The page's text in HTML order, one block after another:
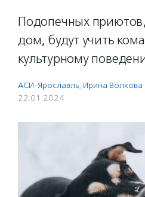
Подопечных
дом, будут учить
культурному
АСИ-Ярославль, Ирина Волкова
22.01.2024